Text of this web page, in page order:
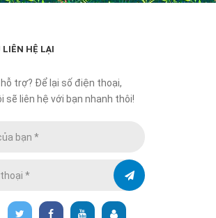
LIÊN HỆ LẠI
hỗ trợ? Để lại số điện thoại,
sẽ liên hệ với bạn nhanh thôi!